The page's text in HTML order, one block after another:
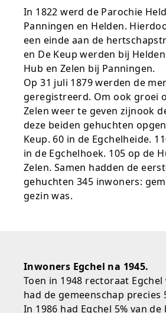
In 1822 werd de Parochie
Panningen en Helden.
een einde aan de
en De Keup werden bij
Hub en Zelen bij Panningen.
Op 31 juli 1879 werden de
geregistreerd. Om ook groei
Zelen weer te geven zijnook
deze beiden gehuchten
Keup. 60 in de Egchelheide.
in de Egchelhoek. 105 op de
Zelen. Samen hadden de
gehuchten 345 inwoners:
gezin was.
Inwoners Egchel na 1945.
Toen in 1948 rectoraat
had de gemeenschap precies
In 1986 had Egchel 5% van